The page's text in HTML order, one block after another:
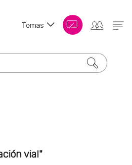
Temas
vial"